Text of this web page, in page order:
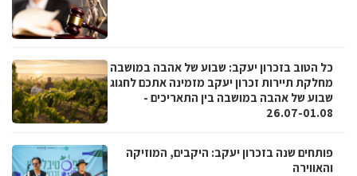
כל הטוב בזכרון יעקב: שבוע של אהבה במושבה
מחלקת תיירות זכרון יעקב מזמינה אתכם לחגוג
שבוע של אהבה במושבה בין התאריכים -
26.07-01.08
פותחים שנה בזכרון יעקב: היקבים, המוזיקה
והאווירה